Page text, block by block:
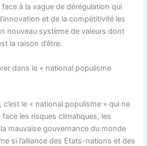
à la vague de dérégulation qui
et de la compétitivité les
nouveau système de valeurs dont
la raison d’être.
dans le « national populisme
le « national populisme » qui ne
les risques climatiques, les
mauvaise gouvernance du monde
si l’alliance des Etats-nations et des